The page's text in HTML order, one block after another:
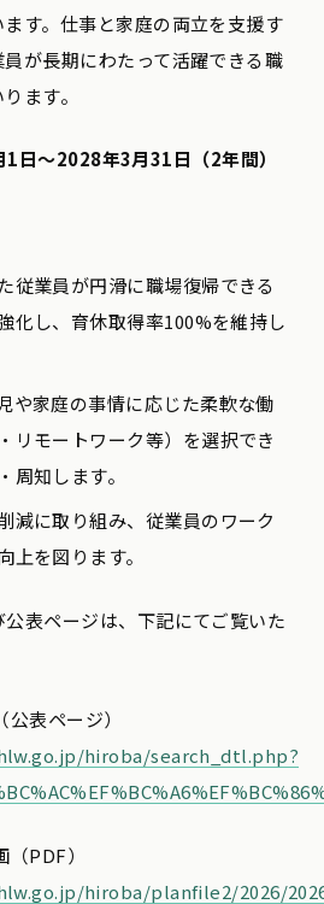
す。仕事と家庭の両立を支援す
が長期にわたって活躍できる職
ます。
日〜2028年3月31日（2年間）
従業員が円滑に職場復帰できる
化し、育休取得率100%を維持し
や家庭の事情に応じた柔軟な働
リモートワーク等）を選択でき
周知します。
減に取り組み、従業員のワーク
上を図ります。
表ページは、下記にてご覧いた
表ページ）
hiroba/search_dtl.php?
PDF）
hiroba/planfile2/2026/